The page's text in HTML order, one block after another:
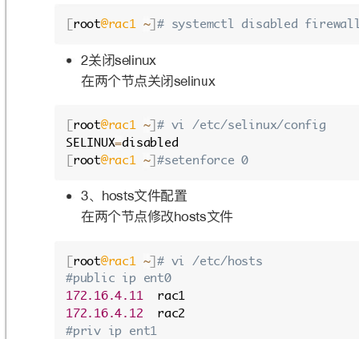
root@rac1 ~]# systemctl disabled
2̵ىᳮselinux
ࣁӷӻᜓᅩىᳮselinux
root@rac1 ~]# vi /etc/selinux/config
SELINUX=disabled
root@rac1 ~]#setenforce 0
3̵ hosts෈կᯈᗝ
ࣁӷӻᜓᅩץදhosts෈կ
root@rac1 ~]# vi /etc/hosts
#public ip ent0
172.16.4.11
  rac1
172.16.4.12
  rac2
#priv ip ent1